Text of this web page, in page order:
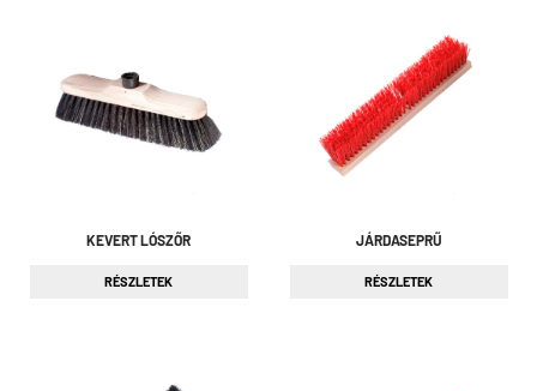
KEVERT LÓSZŐR
RÉSZLETEK
JÁRDASEPRŰ
RÉSZLETEK